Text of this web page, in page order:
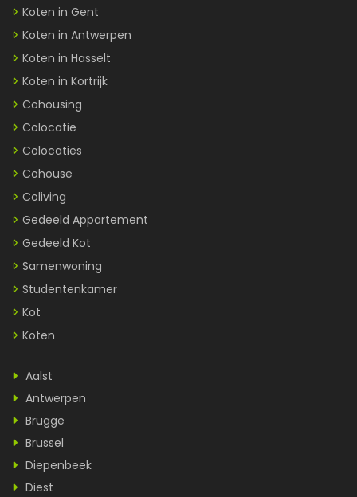
Koten in Gent
Koten in Antwerpen
Koten in Hasselt
Koten in Kortrijk
Cohousing
Colocatie
Colocaties
Cohouse
Coliving
Gedeeld Appartement
Gedeeld Kot
Samenwoning
Studentenkamer
Kot
Koten
Aalst
Antwerpen
Brugge
Brussel
Diepenbeek
Diest